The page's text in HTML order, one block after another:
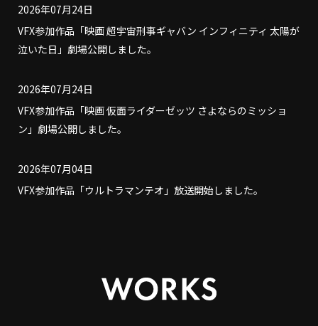
2026年07月24日
VFX参加作品「映画 超宇宙刑事ギャバン インフィニティ 太陽が
泣いた日」劇場公開しました。
2026年07月24日
VFX参加作品「映画 仮面ライダーゼッツ さよならのミッショ
ン」劇場公開しました。
2026年07月04日
VFX参加作品「ウルトラマンテオ」放送開始しました。